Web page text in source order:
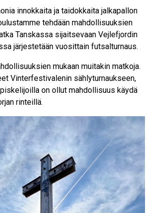
innokkaita ja taidokkaita jalkapallon
tehdään mahdollisuuksien
Tanskassa sijaitsevaan Vejlefjordin
järjestetään vuosittain futsalturnaus.
mukaan muitakin matkoja.
Vinterfestivalenin sählyturnaukseen,
on ollut mahdollisuus käydä
rinteillä.